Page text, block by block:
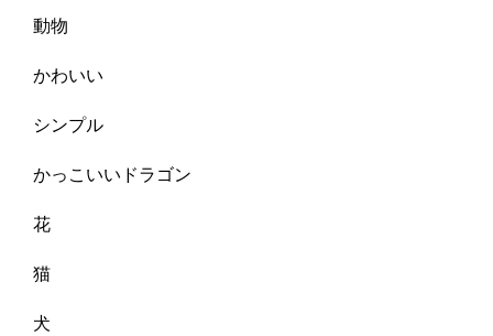
動物
かわいい
シンプル
かっこいいドラゴン
花
猫
犬